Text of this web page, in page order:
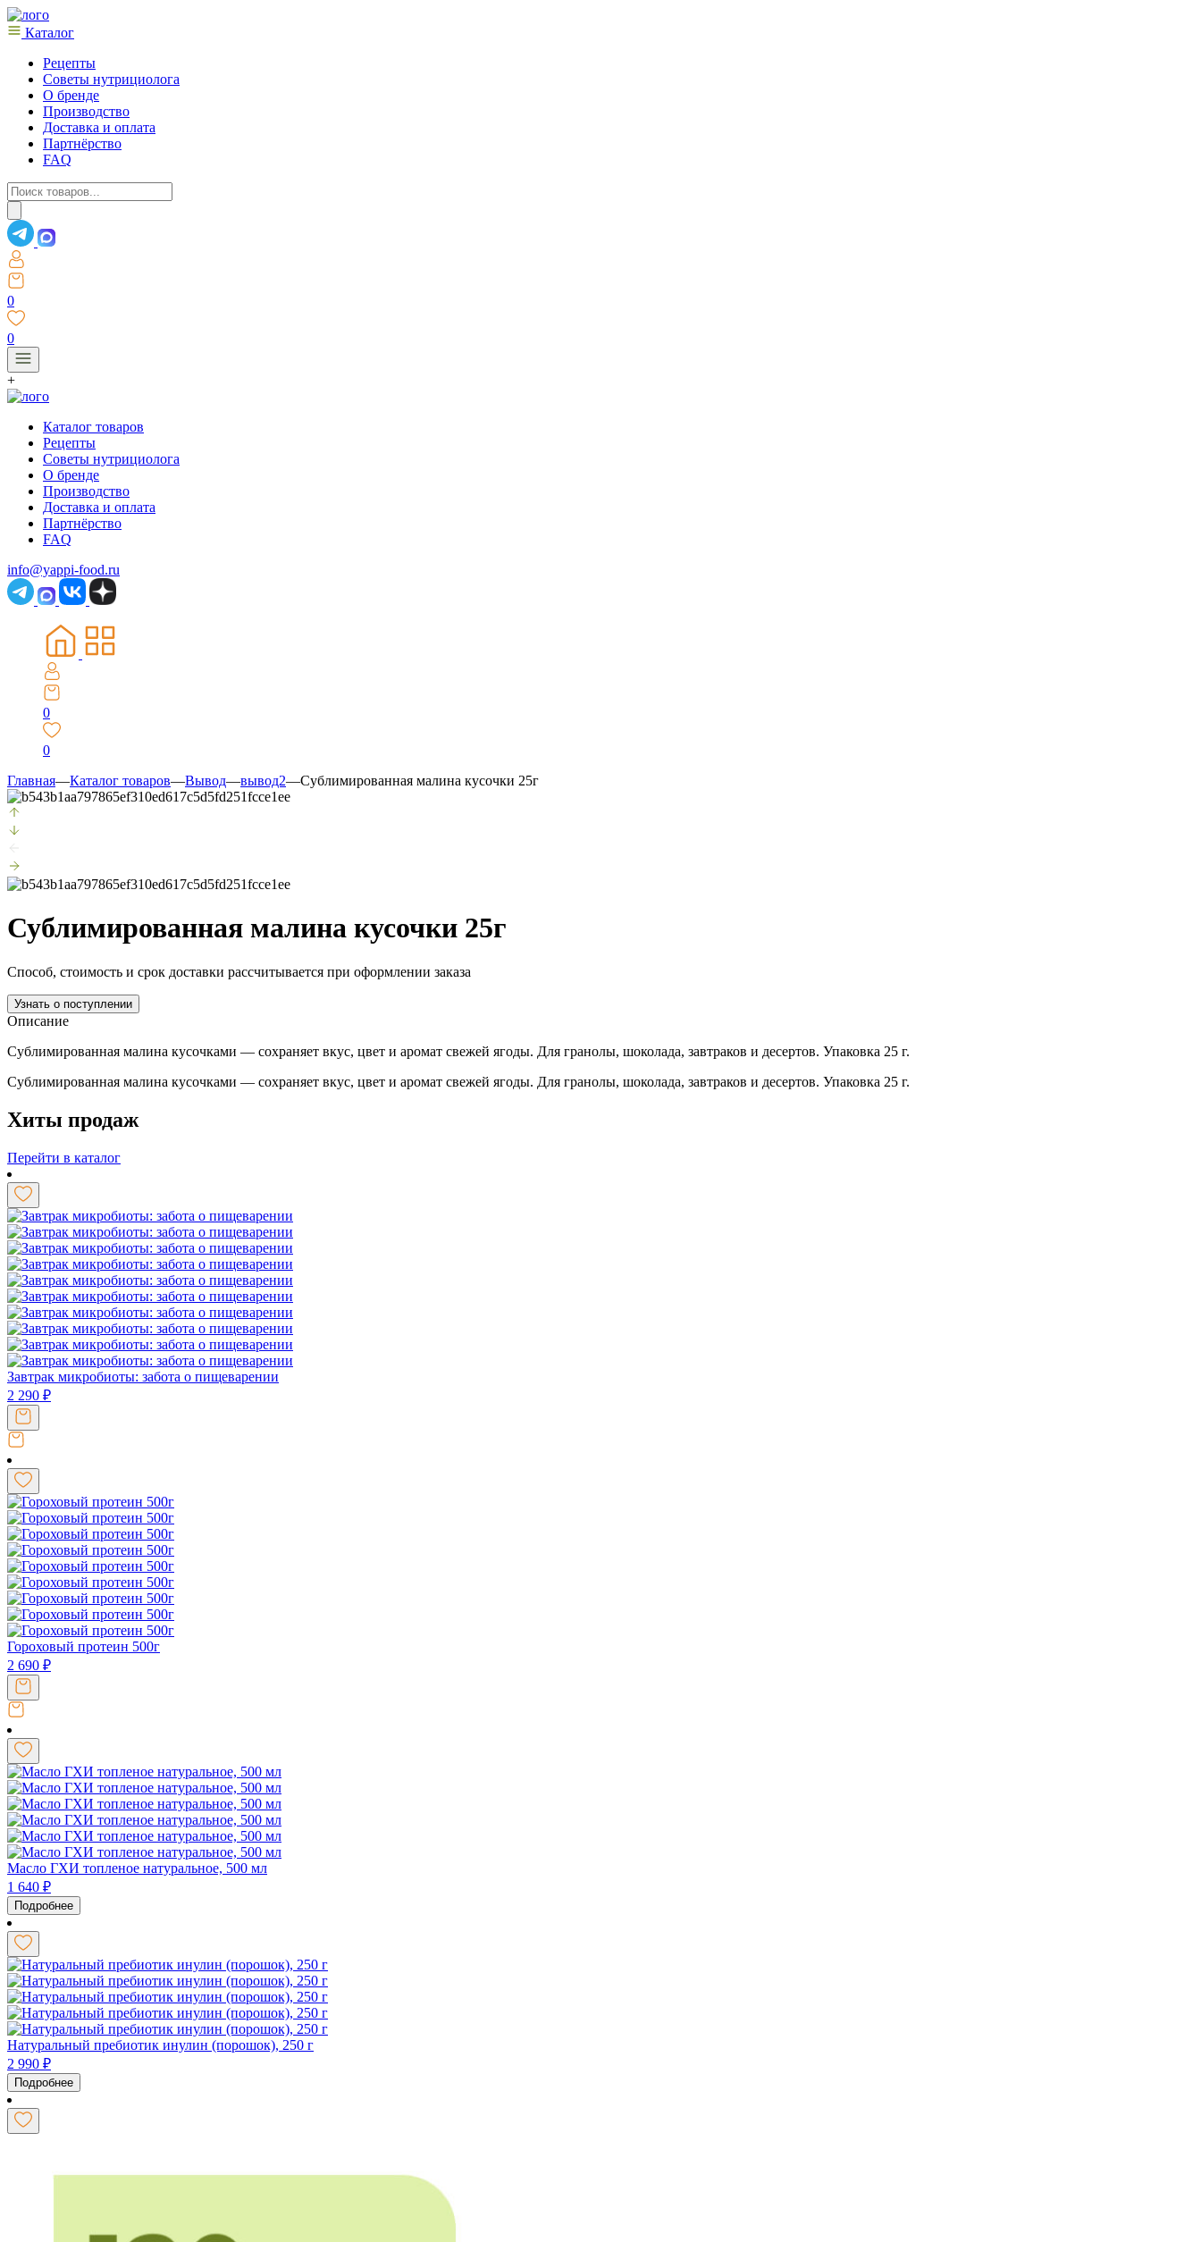
Каталог
Рецепты
Советы нутрициолога
О бренде
Производство
Доставка и оплата
Партнёрство
FAQ
Поиск
товаров
0
0
+
Каталог товаров
Рецепты
Советы нутрициолога
О бренде
Производство
Доставка и оплата
Партнёрство
FAQ
info@yappi-food.ru
0
0
Главная—Каталог товаров—Вывод—вывод2—Сублимированная малина кусочки 25г
Сублимированная малина кусочки 25г
Способ, стоимость и срок доставки рассчитывается при оформлении заказа
Узнать о поступлении
Описание
Сублимированная малина кусочками — сохраняет вкус, цвет и аромат свежей ягоды. Для гранолы, шоколада, завтраков и десертов. Упаковка 25 г.
Сублимированная малина кусочками — сохраняет вкус, цвет и аромат свежей ягоды. Для гранолы, шоколада, завтраков и десертов. Упаковка 25 г.
Хиты продаж
Перейти в каталог
Завтрак микробиоты: забота о пищеварении
2 290 ₽
Гороховый протеин 500г
2 690 ₽
Масло ГХИ топленое натуральное, 500 мл
1 640 ₽
Подробнее
Натуральный пребиотик инулин (порошок), 250 г
2 990 ₽
Подробнее